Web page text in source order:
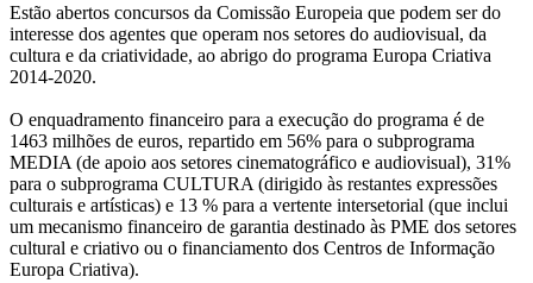
Estão abertos concursos da Comissão Europeia que podem ser do
interesse dos agentes que operam nos setores do audiovisual, da
cultura e da criatividade, ao abrigo do programa Europa Criativa
2014-2020.
O enquadramento financeiro para a execução do programa é de
1463 milhões de euros, repartido em 56% para o subprograma
MEDIA (de apoio aos setores cinematográfico e audiovisual), 31%
para o subprograma CULTURA (dirigido às restantes expressões
culturais e artísticas) e 13 % para a vertente intersetorial (que inclui
um mecanismo financeiro de garantia destinado às PME dos setores
cultural e criativo ou o financiamento dos Centros de Informação
Europa Criativa).